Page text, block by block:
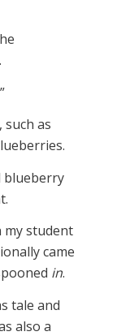
as
blueberry
my student
came
in.
tale and
also a